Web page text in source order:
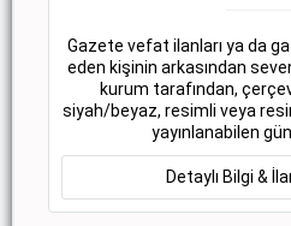
Gazete vefat ilanları ya da
eden kişinin arkasından
kurum tarafından,
siyah/beyaz, resimli veya
yayınlanabilen
Detaylı Bilgi &